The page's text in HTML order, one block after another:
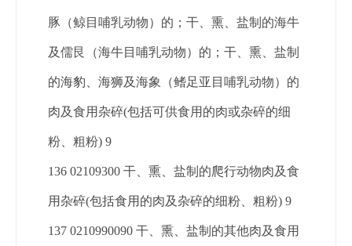
豚（鲸目哺乳动物）的；干、熏、盐制的海牛
及儒艮（海牛目哺乳动物）的；干、熏、盐制
的海豹、海狮及海象（鳍足亚目哺乳动物）的
肉及食用杂碎(包括可供食用的肉或杂碎的细
粉、粗粉) 9
136 02109300 干、熏、盐制的爬行动物肉及食
用杂碎(包括食用的肉及杂碎的细粉、粗粉) 9
137 0210990090 干、熏、盐制的其他肉及食用